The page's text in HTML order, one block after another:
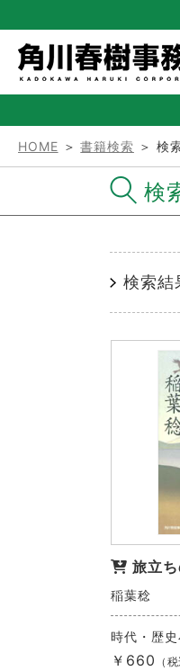
HOME ＞書籍検索 ＞ 検
検
検索結
旅立
稲葉稔
時代・歴史
￥660 （